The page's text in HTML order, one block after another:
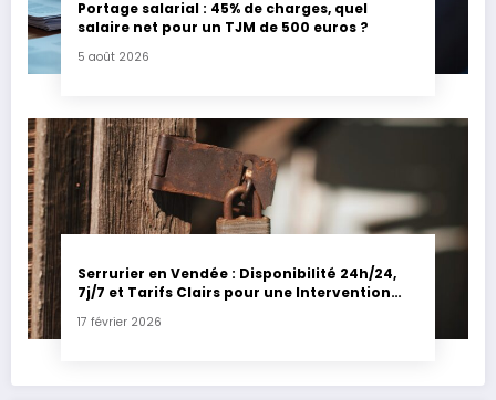
Portage salarial : 45% de charges, quel
salaire net pour un TJM de 500 euros ?
5 août 2026
Serrurier en Vendée : Disponibilité 24h/24,
7j/7 et Tarifs Clairs pour une Intervention
17 février 2026